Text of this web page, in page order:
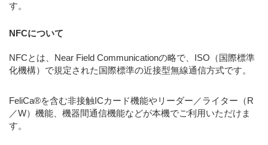
す。
NFCについて
NFCとは、Near Field Communicationの略で、ISO（国際標準
化機構）で規定された国際標準の近接型無線通信方式です。
FeliCa®を含む非接触ICカード機能やリーダー／ライター（R
／W）機能、機器間通信機能などが本機でご利用いただけま
す。